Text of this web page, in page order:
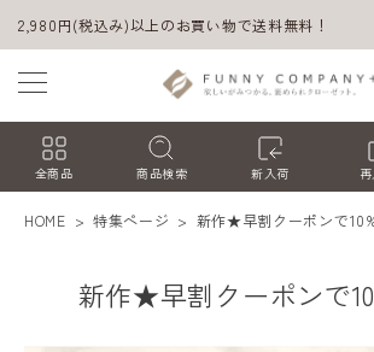
2,980円(税込み)以上のお買い物で送料無料！
全商品 商品検索 新入荷
HOME 特集ページ 新作★早割クーポンで
新作★早割クーポンで